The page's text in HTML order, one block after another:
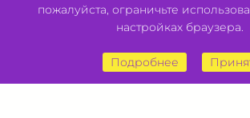
ул. Попова, 214
ул. Павловский тракт, 52
ул. Солнечная Поляна,
пожалуйста, ограничьте
настройках браузера.
Подробнее